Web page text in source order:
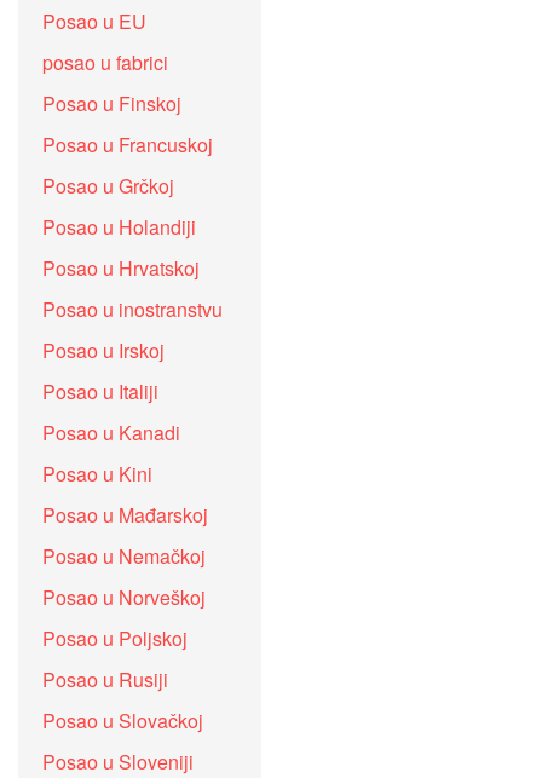
Posao u EU
posao u fabrici
Posao u Finskoj
Posao u Francuskoj
Posao u Grčkoj
Posao u Holandiji
Posao u Hrvatskoj
Posao u inostranstvu
Posao u Irskoj
Posao u Italiji
Posao u Kanadi
Posao u Kini
Posao u Mađarskoj
Posao u Nemačkoj
Posao u Norveškoj
Posao u Poljskoj
Posao u Rusiji
Posao u Slovačkoj
Posao u Sloveniji